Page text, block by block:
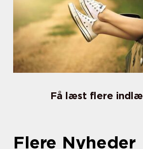
Få læst flere
Flere Nyheder